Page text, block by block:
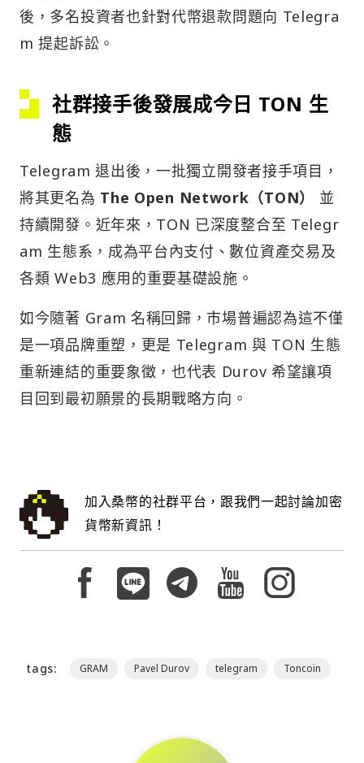
後，多名投資者也針對代幣退款問題向 Telegra
m 提起訴訟。
社群接手後發展成今日 TON 生
態
Telegram 退出後，一批獨立開發者接手項目，
將其更名為 The Open Network（TON）
並
持續開發。近年來，TON 已深度整合至 Telegr
am 生態系，成為平台內支付、數位資產交易及
各類 Web3 應用的重要基礎設施。
如今隨著 Gram 名稱回歸，市場普遍認為這不僅
是一項品牌重塑，更是 Telegram 與 TON 生態
重新連結的重要象徵，也代表 Durov 希望讓項
目回到最初願景的長期戰略方向。
加入桑幣的社群平台，跟我們一起討論加密
貨幣新資訊！
tags: GRAM Pavel Durov telegram Toncoin